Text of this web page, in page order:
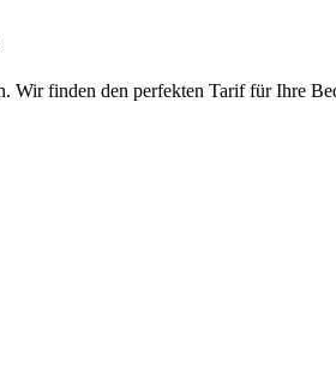
Wir finden den perfekten Tarif für Ihre